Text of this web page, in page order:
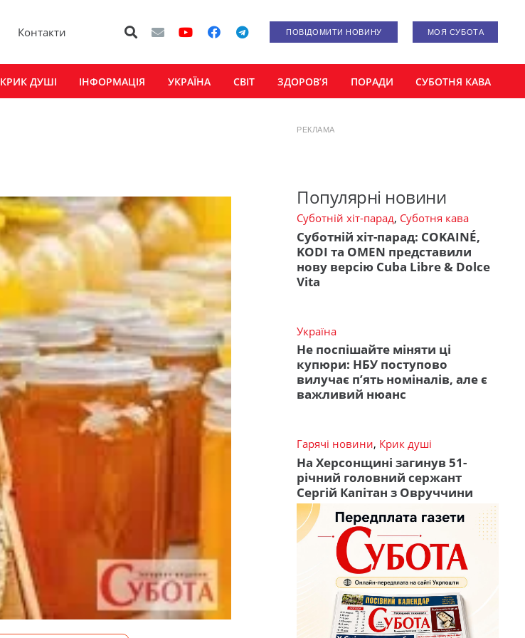
Контакти ПОВІДОМИТИ НОВИНУ МОЯ СУБОТА
КРИК ДУШІ ІНФОРМАЦІЯ УКРАЇНА СВІТ ЗДОРОВ’Я ПОРАДИ СУБОТНЯ КАВА
РЕКЛАМА
Популярні новини
Суботній хіт-парад, Суботня кава
Суботній хіт-парад: COKAINÉ,
KODI та OMEN представили
нову версію Cuba Libre & Dolce
Vita
Україна
Не поспішайте міняти ці
купюри: НБУ поступово
вилучає п’ять номіналів, але є
важливий нюанс
Гарячі новини, Крик душі
На Херсонщині загинув 51-
річний головний сержант
Сергій Капітан з Овруччини